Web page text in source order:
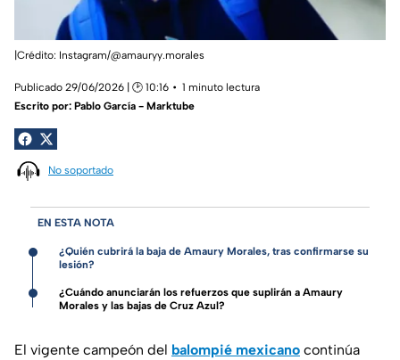
|Crédito: Instagram/@amauryy.morales
Publicado 29/06/2026 | 🕑 10:16
1 minuto lectura
Escrito por: Pablo García - Marktube
No soportado
EN ESTA NOTA
¿Quién cubrirá la baja de Amaury Morales, tras confirmarse su
lesión?
¿Cuándo anunciarán los refuerzos que suplirán a Amaury
Morales y las bajas de Cruz Azul?
El vigente campeón del balompié mexicano continúa